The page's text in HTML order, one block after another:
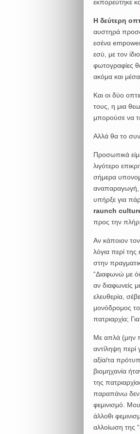
εκπορεύτηκε
Η δεύτερη
αυστηρά
εσένα
εσύ, με τον
φωτογραφίες
ακόμα και
Και οι δύο
τους, η μια
μπορούσε να
Αλλά θα το
Προσωπικά
λιγότερο
σήμερα
αναπαραγωγή,
υπήρξε για
raunch
προς την
Αν κάποιον
λόγια περί
στην
“Διαφωνώ με
αν διαφωνείς
ελευθερία,
μονόδρομος
πατριαρχία;
Με απλά (μην
αντίληψη περί
αξία/τα
βιομηχανία
της
παραπάνω δεν
φεμινισμό.
άλλοθι
αλλοίωση της